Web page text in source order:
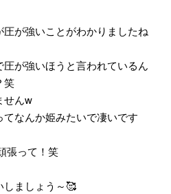
が強いことがわかりましたね
が強いほうと言われているん
笑
せんw
なんか姫みたいで凄いです
張って！笑
しましょう～🥰